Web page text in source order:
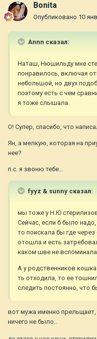
Bonita
Опубликовано 10
Annn сказал:
Наташ, Нюшильду мне
понравилось, включая
небольшой, но двух
поэтому есть с чем
я тоже слышала.
О! Супер, спасибо, что
Ян, а мелкую, которая на
нее?
п.с. я звоню тебе...
fyyz & sunny сказал:
мы тоже у Н.Ю
Сейчас, если б было
то поискала бы где
отошла и есть
каком шве не
А у родственников
ть отходила, то ее
следить постоянно, что
вот мужа именно
ничего не было..